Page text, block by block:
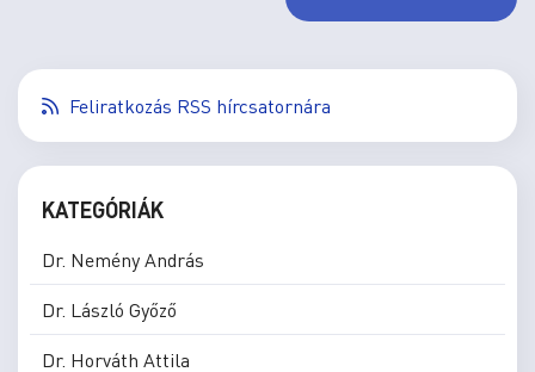
Feliratkozás RSS hírcsatornára
KATEGÓRIÁK
Dr. Nemény András
Dr. László Győző
Dr. Horváth Attila